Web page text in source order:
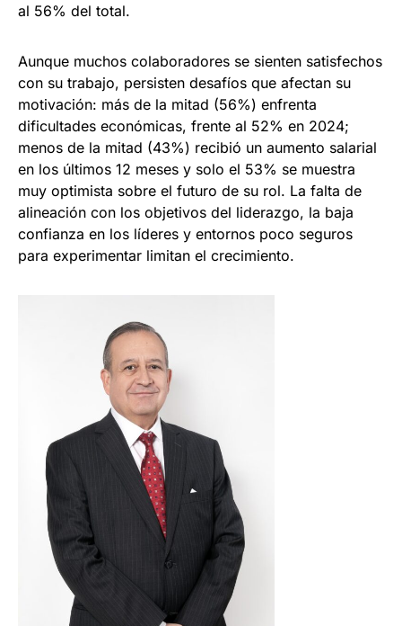
al 56% del total.
Aunque muchos colaboradores se sienten satisfechos
con su trabajo, persisten desafíos que afectan su
motivación: más de la mitad (56%) enfrenta
dificultades económicas, frente al 52% en 2024;
menos de la mitad (43%) recibió un aumento salarial
en los últimos 12 meses y solo el 53% se muestra
muy optimista sobre el futuro de su rol. La falta de
alineación con los objetivos del liderazgo, la baja
confianza en los líderes y entornos poco seguros
para experimentar limitan el crecimiento.